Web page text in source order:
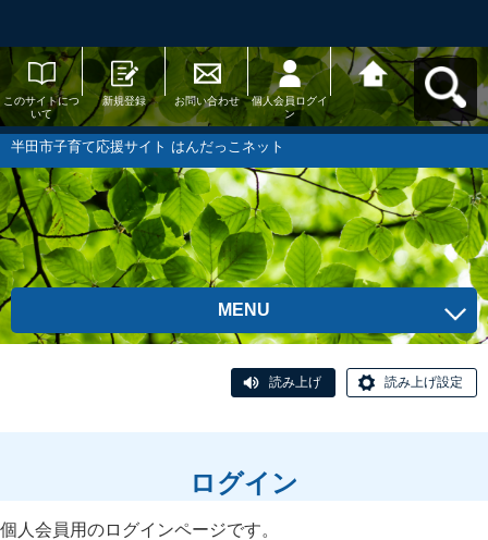
このサイトにつ
いて
新規登録 お問い合わせ
個人会員ログイ
ン
半田市子育て応
援サイト はんだ
っこネットへ戻
半田市子育て応援サイト はんだっこネット
MENU
読み上げ 読み上げ設定
ログイン
個人会員用のログインページです。